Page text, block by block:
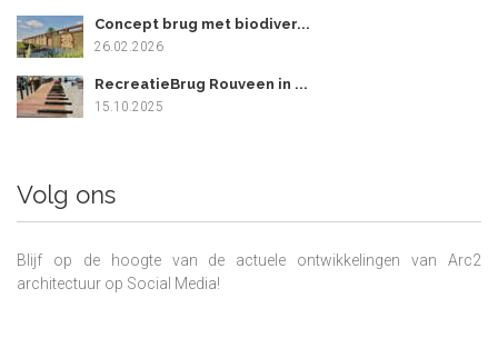
Concept brug met biodiver...
26.02.2026
RecreatieBrug Rouveen in ...
15.10.2025
Volg ons
Blijf op de hoogte van de actuele ontwikkelingen van Arc2
architectuur op Social Media!